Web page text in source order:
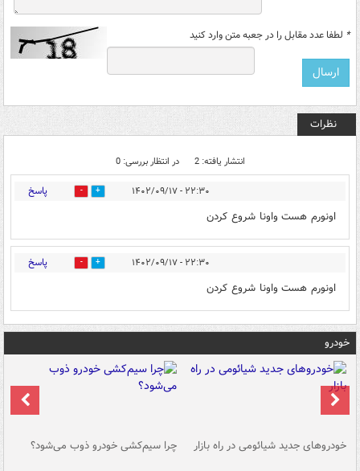
* لطفا عدد مقابل را در جعبه متن وارد کنید
نظرات
انتشار یافته: 2 در انتظار بررسی: 0
۲۲:۳۰ - ۱۴۰۲/۰۹/۱۷ 3 پاسخ
اونورم هست واونا شروع کردن
۲۲:۳۰ - ۱۴۰۲/۰۹/۱۷ 1 پاسخ
اونورم هست واونا شروع کردن
خودرو
خودروهای جدید شیائومی در راه بازار چرا سیم‌کشی خودرو ذوب می‌شود؟